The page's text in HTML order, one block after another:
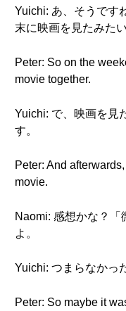
Yuichi: あ、そうです
末に映画を見たみた
Peter: So on the
movie together.
Yuichi: で、映画を見
す。
Peter: And
movie.
Naomi: 感想かな？
よ。
Yuichi: つまらなかっ
Peter: So maybe it